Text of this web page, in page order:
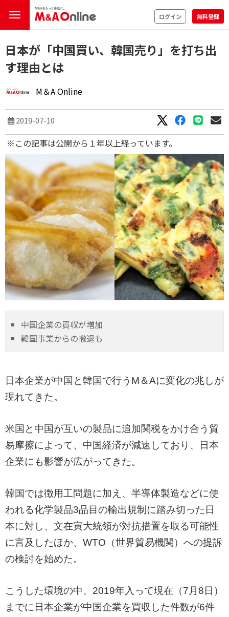
ログイン 無料登録
日本が「中国買い、韓国売り」を打ち出
す理由とは
M＆A Online
2019-07-10
※この記事は公開から１年以上経っています。
中国企業の買収が増加
韓国事業からの撤退も
日本企業が中国と韓国で行うM＆Aに変化の兆しが
現れてきた。
米国と中国が互いの製品に追加関税をかけ合う貿
易摩擦によって、中国経済が減速しており、日本
企業にも影響が広がってきた。
韓国では徴用工問題に加え、半導体製造などに使
われる化学製品3品目の輸出規制に踏み切った日
本に対し、文在寅大統領が対抗措置を取る可能性
に言及したほか、WTO（世界貿易機関）への提訴
の検討を始めた。
こうした環境の中、2019年入って現在（7月8日）
までに日本企業が中国企業を買収した件数が6件